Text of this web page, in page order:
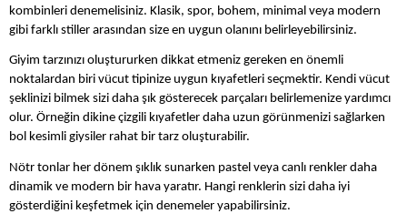
kombinleri denemelisiniz. Klasik, spor, bohem, minimal veya modern
gibi farklı stiller arasından size en uygun olanını belirleyebilirsiniz.
Giyim tarzınızı oluştururken dikkat etmeniz gereken en önemli
noktalardan biri vücut tipinize uygun kıyafetleri seçmektir. Kendi vücut
şeklinizi bilmek sizi daha şık gösterecek parçaları belirlemenize yardımcı
olur. Örneğin dikine çizgili kıyafetler daha uzun görünmenizi sağlarken
bol kesimli giysiler rahat bir tarz oluşturabilir.
Nötr tonlar her dönem şıklık sunarken pastel veya canlı renkler daha
dinamik ve modern bir hava yaratır. Hangi renklerin sizi daha iyi
gösterdiğini keşfetmek için denemeler yapabilirsiniz.